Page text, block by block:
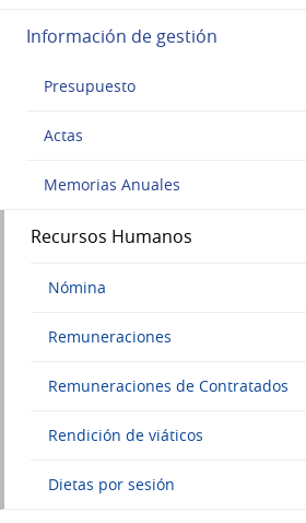
Información de gestión
Presupuesto
Actas
Memorias Anuales
Recursos Humanos
Nómina
Remuneraciones
Remuneraciones de Contratados
Rendición de viáticos
Dietas por sesión